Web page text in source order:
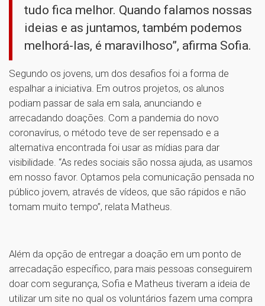
tudo fica melhor. Quando falamos nossas
ideias e as juntamos, também podemos
melhorá-las, é maravilhoso”, afirma Sofia.
Segundo os jovens, um dos desafios foi a forma de
espalhar a iniciativa. Em outros projetos, os alunos
podiam passar de sala em sala, anunciando e
arrecadando doações. Com a pandemia do novo
coronavírus, o método teve de ser repensado e a
alternativa encontrada foi usar as mídias para dar
visibilidade. “As redes sociais são nossa ajuda, as usamos
em nosso favor. Optamos pela comunicação pensada no
público jovem, através de vídeos, que são rápidos e não
tomam muito tempo”, relata Matheus.
Além da opção de entregar a doação em um ponto de
arrecadação específico, para mais pessoas conseguirem
doar com segurança, Sofia e Matheus tiveram a ideia de
utilizar um site no qual os voluntários fazem uma compra